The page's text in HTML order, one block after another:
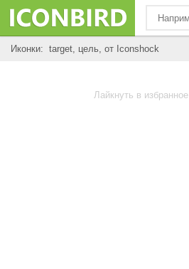
Иконки: target, цель, от Iconshock
Лайкнуть в избранное